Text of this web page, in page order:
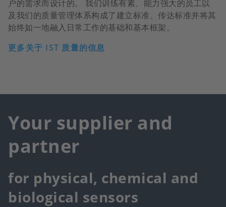
户的需求而设计的。 我们训练有素、能力强大的员工以
及我们的质量管理体系构成了建立标准、传达标准并将其
始终如一地融入日常工作的基础和基本框架。
更多关于 IST 质量的信息
Your supplier and
partner
for physical, chemical and
biological sensors